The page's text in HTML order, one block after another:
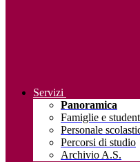
Servizi
Panoramica
Famiglie e
Personale
Percorsi di studio
Archivio A.S.